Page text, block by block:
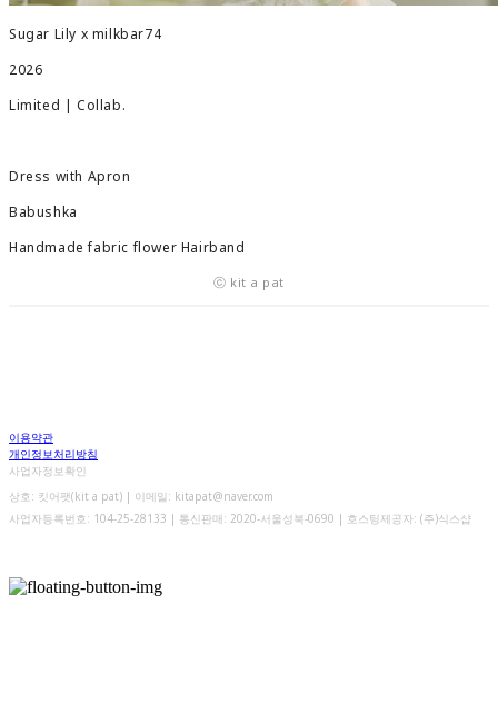
Sugar Lily x milkbar74
2026
Limited | Collab.
Dress with Apron
Babushka
Handmade fabric flower Hairband
ⓒ kit a pat
이용약관
개인정보처리방침
사업자정보확인
상호: 킷어팻(kit a pat) | 이메일: kitapat@naver.com
사업자등록번호: 104-25-28133 | 통신판매: 2020-서울성북-0690 | 호스팅제공자: (주)식스샵